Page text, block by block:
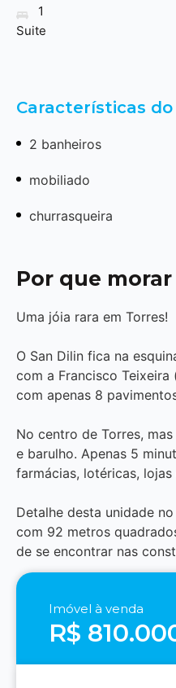
1
Suite
Características
2 banheiros
mobiliado
churrasqueira
Por que
Uma jóia rara em Torres!
O San Dilin fica na
com a Francisco
com apenas 8
No centro de Torres,
e barulho. Apenas 5
farmácias, lotéricas,
Detalhe desta unidade
com 92 metros
de se encontrar nas
Imóvel à venda
R$